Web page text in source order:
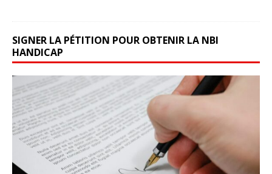
SIGNER LA PÉTITION POUR OBTENIR LA NBI
HANDICAP